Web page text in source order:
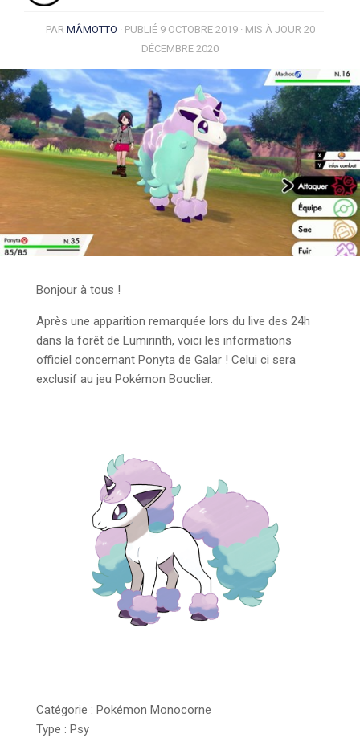
PAR MÂMOTTO · PUBLIÉ 9 OCTOBRE 2019· MIS À JOUR 20
DÉCEMBRE 2020
Bonjour à tous !
Après une apparition remarquée lors du live des 24h
dans la forêt de Lumirinth, voici les informations
officiel concernant Ponyta de Galar ! Celui ci sera
exclusif au jeu Pokémon Bouclier.
Catégorie : Pokémon Monocorne
Type : Psy